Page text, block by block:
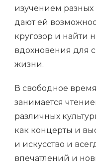
изучением разных
дают ей
кругозор и найти
вдохновения для
жизни.
В свободное
занимается
различных
как концерты и
и искусство и
впечатлений и